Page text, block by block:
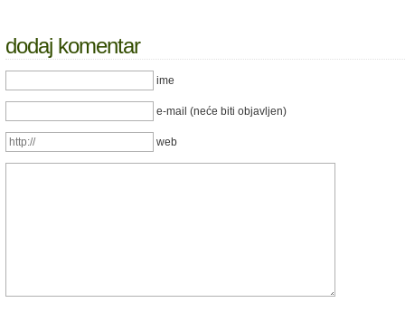
dodaj komentar
ime
e-mail (neće biti objavljen)
web